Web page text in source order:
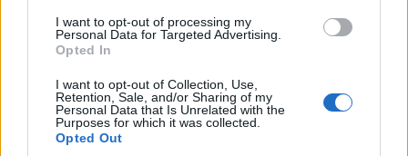
use your data for below specified purposes in below Google
consent section.
I want to opt-out of processing my
Personal Data for Targeted Advertising.
Opted In
I want to opt-out of Collection, Use,
Retention, Sale, and/or Sharing of my
Personal Data that Is Unrelated with the
Purposes for which it was collected.
Opted Out
¿Sabías que existen?
planeta